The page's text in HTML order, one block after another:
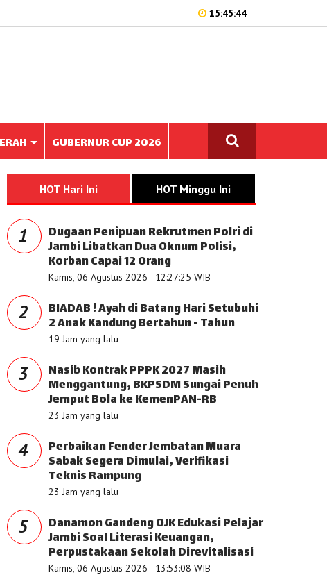
15:45:44
GUBERNUR CUP 2026
HOT Hari Ini HOT Minggu Ini
1 Dugaan Penipuan Rekrutmen Polri di
Jambi Libatkan Dua Oknum Polisi,
Korban Capai 12 Orang
Kamis, 06 Agustus 2026 - 12:27:25 WIB
2 BIADAB ! Ayah di Batang Hari Setubuhi
2 Anak Kandung Bertahun - Tahun
19 Jam yang lalu
3 Nasib Kontrak PPPK 2027 Masih
Menggantung, BKPSDM Sungai Penuh
Jemput Bola ke KemenPAN-RB
23 Jam yang lalu
4 Perbaikan Fender Jembatan Muara
Sabak Segera Dimulai, Verifikasi
Teknis Rampung
23 Jam yang lalu
5 Danamon Gandeng OJK Edukasi Pelajar
Jambi Soal Literasi Keuangan,
Perpustakaan Sekolah Direvitalisasi
Kamis, 06 Agustus 2026 - 13:53:08 WIB